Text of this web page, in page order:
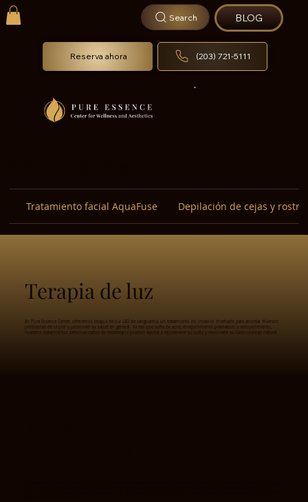
Reserva ahora (203) 721-5111
Search BLOG
Tratamiento facial AquaFuse Depilación de cejas y rostro
Terapia de luz
En Pure Essence Center, ofrecemos terapia de luz LED de vanguardia, un tratamiento no invasivo diseñado para abordar diversos
problemas de la piel y promover su salud en general. Ya sea que sufra de acné, envejecimiento prematuro o enrojecimiento,
nuestros tratamientos personalizados de fototerapia pueden ayudar a rejuvenecer su cutis y devolverle su luminosidad natural.